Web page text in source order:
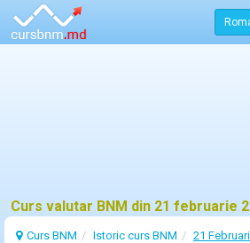
Curs valutar BNM din 21 februarie
Curs BNM Istoric curs BNM 21